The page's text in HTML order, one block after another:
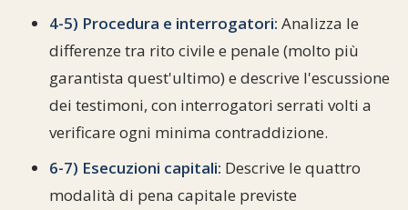
4-5) Procedura e interrogatori: Analizza le
differenze tra rito civile e penale (molto più
garantista quest'ultimo) e descrive l'escussione
dei testimoni, con interrogatori serrati volti a
verificare ogni minima contraddizione.
6-7) Esecuzioni capitali: Descrive le quattro
modalità di pena capitale previste